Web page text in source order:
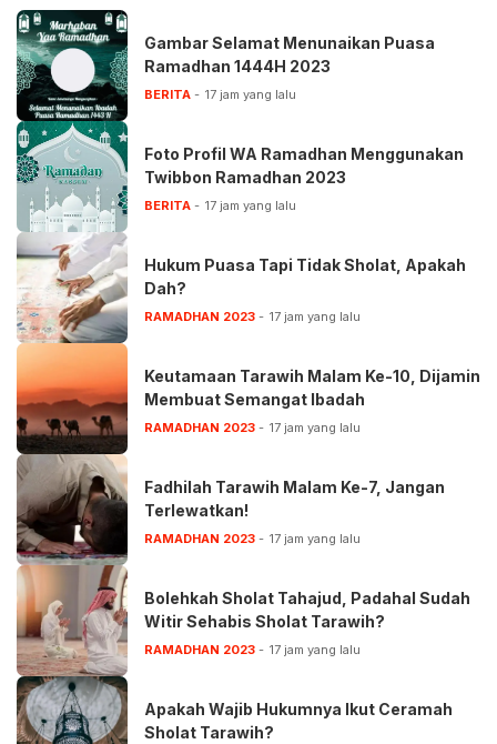
Gambar Selamat Menunaikan Puasa
Ramadhan 1444H 2023
BERITA 17 jam yang lalu
Foto Profil WA Ramadhan Menggunakan
Twibbon Ramadhan 2023
BERITA 17 jam yang lalu
Hukum Puasa Tapi Tidak Sholat, Apakah
Dah?
RAMADHAN 2023 17 jam yang lalu
Keutamaan Tarawih Malam Ke-10, Dijamin
Membuat Semangat Ibadah
RAMADHAN 2023 17 jam yang lalu
Fadhilah Tarawih Malam Ke-7, Jangan
Terlewatkan!
RAMADHAN 2023 17 jam yang lalu
Bolehkah Sholat Tahajud, Padahal Sudah
Witir Sehabis Sholat Tarawih?
RAMADHAN 2023 17 jam yang lalu
Apakah Wajib Hukumnya Ikut Ceramah
Sholat Tarawih?